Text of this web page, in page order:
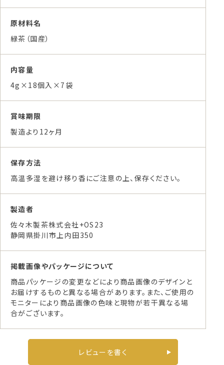
原材料名
緑茶（国産）
内容量
4g×18個入×7袋
賞味期限
製造より12ヶ月
保存方法
高温多湿を避け移り香にご注意の上、保存ください。
製造者
佐々木製茶株式会社+OS23
静岡県掛川市上内田350
掲載画像やパッケージについて
商品パッケージの変更などにより商品画像のデザインと
お届けするものと異なる場合があります。また、ご使用の
モニターにより商品画像の色味と現物が若干異なる場
合がございます。
レビューを書く